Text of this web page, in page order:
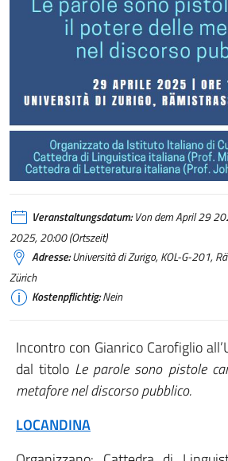
Veranstaltungsdatum:Von dem April 29
2025, 20:00 (Ortszeit)
Adresse:Università di Zurigo, KOL-G-201,
Zürich
Kostenpflichtig:Nein
Incontro con Gianrico Carofiglio
dal titolo Le parole sono pistole
metafore nel discorso pubblico.
LOCANDINA